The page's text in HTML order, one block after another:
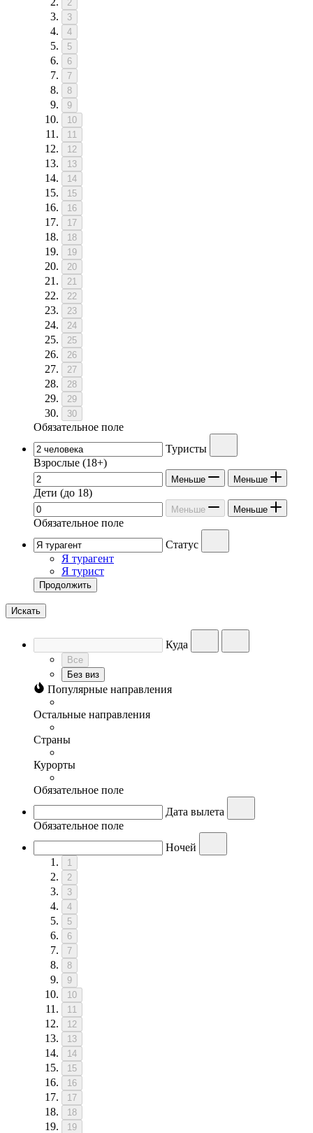
2
3
4
5
6
7
8
9
10
11
12
13
14
15
16
17
18
19
20
21
22
23
24
25
26
27
28
29
30
Обязательное поле
Туристы
Взрослые (18+)
Меньше Меньше
Дети (до 18)
Меньше Меньше
Обязательное поле
Статус
Я турагент
Я турист
Продолжить
Искать
Куда
Все
Без виз
Популярные направления
Остальные направления
Страны
Курорты
Обязательное поле
Дата вылета
Обязательное поле
Ночей
1
2
3
4
5
6
7
8
9
10
11
12
13
14
15
16
17
18
19